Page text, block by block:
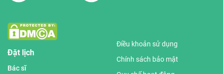
Đặt lịch
Bác sĩ
Điều khoản sử dụng
Chính sách bảo mật